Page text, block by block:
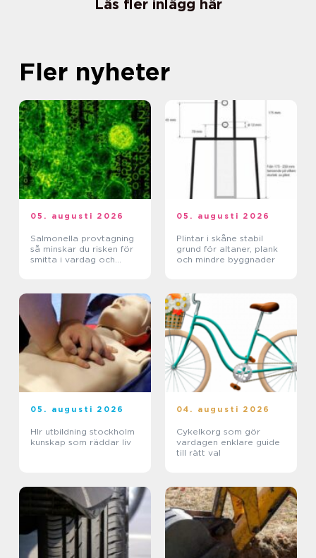
Läs fler inlägg här
Fler nyheter
05. augusti 2026
Salmonella provtagning
så minskar du risken för
smitta i vardag och
05. augusti 2026
Plintar i skåne stabil
grund för altaner, plank
och mindre byggnader
05. augusti 2026
Hlr utbildning stockholm
kunskap som räddar liv
04. augusti 2026
Cykelkorg som gör
vardagen enklare guide
till rätt val